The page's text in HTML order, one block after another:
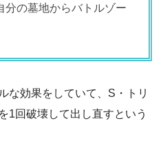
分の墓地からバトルゾー
な効果をしていて、S・トリ
1回破壊して出し直すという